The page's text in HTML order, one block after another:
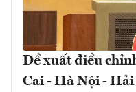
Đề xuất điều
Cai - Hà Nội - Hải